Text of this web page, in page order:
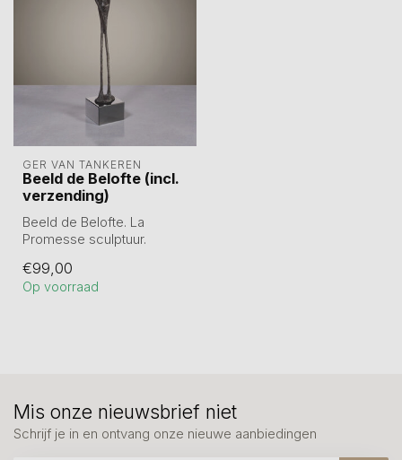
GER VAN TANKEREN
Beeld de Belofte (incl.
verzending)
Beeld de Belofte. La
Promesse sculptuur.
verbronsd. Gesch...
€99,00
Op voorraad
Mis onze nieuwsbrief niet
Schrijf je in en ontvang onze nieuwe aanbiedingen